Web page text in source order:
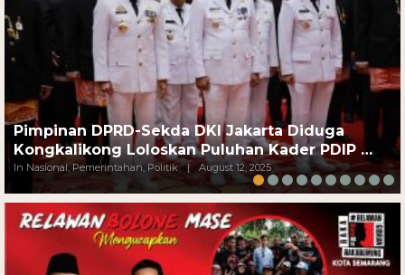
Pimpinan DPRD-Sekda DKI Jakarta Diduga
Kongkalikong Loloskan Puluhan Kader PDIP …
In Nasional, Pemerintahan, Politik | August 12, 2025